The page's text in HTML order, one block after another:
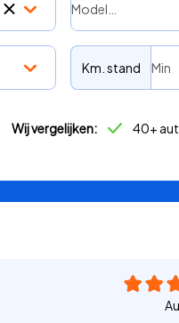
Model…
Km. stand Min
Wij vergelijken: 40+